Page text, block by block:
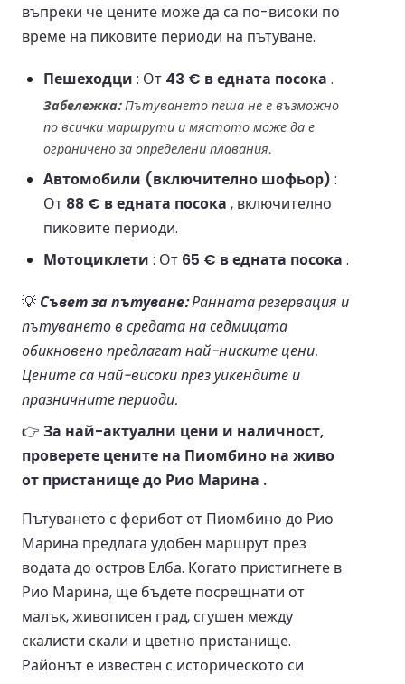
въпреки че цените може да са по-високи по
време на пиковите периоди на пътуване.
Пешеходци : От 43 € в едната посока .
Забележка:Пътуването пеша не е възможно
по всички маршрути и мястото може да е
ограничено за определени плавания.
Автомобили (включително шофьор) :
От 88 € в едната посока , включително
пиковите периоди.
Мотоциклети : От 65 € в едната посока .
💡 Съвет за пътуване:Ранната резервация и
пътуването в средата на седмицата
обикновено предлагат най-ниските цени.
Цените са най-високи през уикендите и
празничните периоди.
👉 За най-актуални цени и наличност,
проверете цените на Пиомбино на живо
от пристанище до Рио Марина .
Пътуването с ферибот от Пиомбино до Рио
Марина предлага удобен маршрут през
водата до остров Елба. Когато пристигнете в
Рио Марина, ще бъдете посрещнати от
малък, живописен град, сгушен между
скалисти скали и цветно пристанище.
Районът е известен с историческото си